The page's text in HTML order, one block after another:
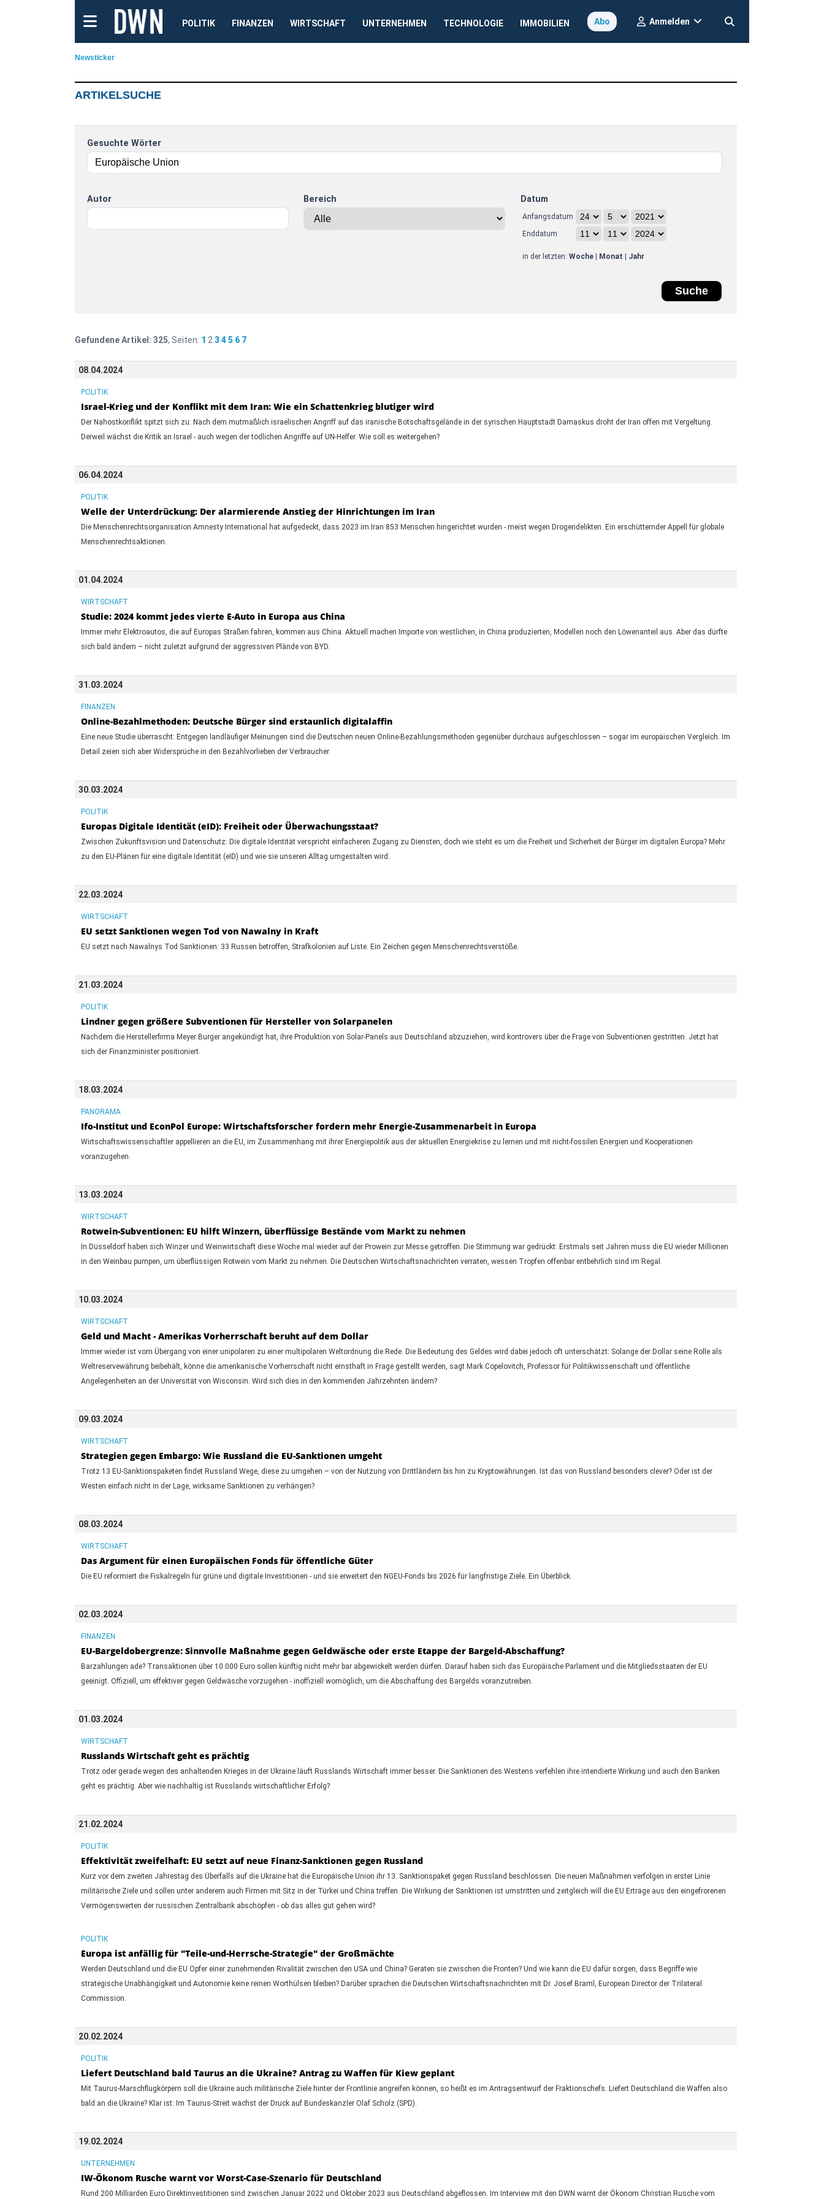
POLITIK FINANZEN WIRTSCHAFT UNTERNEHMEN TECHNOLOGIE IMMOBILIEN Abo Anmelden
Newsticker
ARTIKELSUCHE
Gesuchte Wörter
Autor Bereich Datum
Anfangsdatum
Enddatum
in der letzten: Woche| Monat Jahr
Gefundene Artikel: 325, Seiten: 1 2 345 6 7
08.04.2024
POLITIK
Israel-Krieg und der Konflikt mit dem Iran: Wie ein Schattenkrieg blutiger wird
Der Nahostkonflikt spitzt sich zu: Nach dem mutmaßlich israelischen Angriff auf das iranische Botschaftsgelände in der syrischen Hauptstadt Damaskus droht der Iran offen mit Vergeltung.
Derweil wächst die Kritik an Israel - auch wegen der tödlichen Angriffe auf UN-Helfer. Wie soll es weitergehen?
06.04.2024
POLITIK
Welle der Unterdrückung: Der alarmierende Anstieg der Hinrichtungen im Iran
Die Menschenrechtsorganisation Amnesty International hat aufgedeckt, dass 2023 im Iran 853 Menschen hingerichtet wurden - meist wegen Drogendelikten. Ein erschütternder Appell für globale
Menschenrechtsaktionen.
01.04.2024
WIRTSCHAFT
Studie: 2024 kommt jedes vierte E-Auto in Europa aus China
Immer mehr Elektroautos, die auf Europas Straßen fahren, kommen aus China. Aktuell machen Importe von westlichen, in China produzierten, Modellen noch den Löwenanteil aus. Aber das dürfte
sich bald ändern – nicht zuletzt aufgrund der aggressiven Plände von BYD.
31.03.2024
FINANZEN
Online-Bezahlmethoden: Deutsche Bürger sind erstaunlich digitalaffin
Eine neue Studie überrascht: Entgegen landläufiger Meinungen sind die Deutschen neuen Online-Bezahlungsmethoden gegenüber durchaus aufgeschlossen – sogar im europäischen Vergleich. Im
Detail zeien sich aber Widersprüche in den Bezahlvorlieben der Verbraucher.
30.03.2024
POLITIK
Europas Digitale Identität (eID): Freiheit oder Überwachungsstaat?
Zwischen Zukunftsvision und Datenschutz: Die digitale Identität verspricht einfacheren Zugang zu Diensten, doch wie steht es um die Freiheit und Sicherheit der Bürger im digitalen Europa? Mehr
zu den EU-Plänen für eine digitale Identität (eID) und wie sie unseren Alltag umgestalten wird.
22.03.2024
WIRTSCHAFT
EU setzt Sanktionen wegen Tod von Nawalny in Kraft
EU setzt nach Nawalnys Tod Sanktionen: 33 Russen betroffen, Strafkolonien auf Liste. Ein Zeichen gegen Menschenrechtsverstöße.
21.03.2024
POLITIK
Lindner gegen größere Subventionen für Hersteller von Solarpanelen
Nachdem die Herstellerfirma Meyer Burger angekündigt hat, ihre Produktion von Solar-Panels aus Deutschland abzuziehen, wird kontrovers über die Frage von Subventionen gestritten. Jetzt hat
sich der Finanzminister positioniert.
18.03.2024
PANORAMA
Ifo-Institut und EconPol Europe: Wirtschaftsforscher fordern mehr Energie-Zusammenarbeit in Europa
Wirtschaftswissenschaftler appellieren an die EU, im Zusammenhang mit ihrer Energiepolitik aus der aktuellen Energiekrise zu lernen und mit nicht-fossilen Energien und Kooperationen
voranzugehen.
13.03.2024
WIRTSCHAFT
Rotwein-Subventionen: EU hilft Winzern, überflüssige Bestände vom Markt zu nehmen
In Düsseldorf haben sich Winzer und Weinwirtschaft diese Woche mal wieder auf der Prowein zur Messe getroffen. Die Stimmung war gedrückt: Erstmals seit Jahren muss die EU wieder Millionen
in den Weinbau pumpen, um überflüssigen Rotwein vom Markt zu nehmen. Die Deutschen Wirtschaftsnachrichten verraten, wessen Tropfen offenbar entbehrlich sind im Regal.
10.03.2024
WIRTSCHAFT
Geld und Macht - Amerikas Vorherrschaft beruht auf dem Dollar
Immer wieder ist vom Übergang von einer unipolaren zu einer multipolaren Weltordnung die Rede. Die Bedeutung des Geldes wird dabei jedoch oft unterschätzt: Solange der Dollar seine Rolle als
Weltreservewährung beibehält, könne die amerikanische Vorherrschaft nicht ernsthaft in Frage gestellt werden, sagt Mark Copelovitch, Professor für Politikwissenschaft und öffentliche
Angelegenheiten an der Universität von Wisconsin. Wird sich dies in den kommenden Jahrzehnten ändern?
09.03.2024
WIRTSCHAFT
Strategien gegen Embargo: Wie Russland die EU-Sanktionen umgeht
Trotz 13 EU-Sanktionspaketen findet Russland Wege, diese zu umgehen – von der Nutzung von Drittländern bis hin zu Kryptowährungen. Ist das von Russland besonders clever? Oder ist der
Westen einfach nicht in der Lage, wirksame Sanktionen zu verhängen?
08.03.2024
WIRTSCHAFT
Das Argument für einen Europäischen Fonds für öffentliche Güter
Die EU reformiert die Fiskalregeln für grüne und digitale Investitionen - und sie erweitert den NGEU-Fonds bis 2026 für langfristige Ziele. Ein Überblick.
02.03.2024
FINANZEN
EU-Bargeldobergrenze: Sinnvolle Maßnahme gegen Geldwäsche oder erste Etappe der Bargeld-Abschaffung?
Barzahlungen ade? Transaktionen über 10.000 Euro sollen künftig nicht mehr bar abgewickelt werden dürfen. Darauf haben sich das Europäische Parlament und die Mitgliedsstaaten der EU
geeinigt. Offiziell, um effektiver gegen Geldwäsche vorzugehen - inoffiziell womöglich, um die Abschaffung des Bargelds voranzutreiben.
01.03.2024
WIRTSCHAFT
Russlands Wirtschaft geht es prächtig
Trotz oder gerade wegen des anhaltenden Krieges in der Ukraine läuft Russlands Wirtschaft immer besser. Die Sanktionen des Westens verfehlen ihre intendierte Wirkung und auch den Banken
geht es prächtig. Aber wie nachhaltig ist Russlands wirtschaftlicher Erfolg?
21.02.2024
POLITIK
Effektivität zweifelhaft: EU setzt auf neue Finanz-Sanktionen gegen Russland
Kurz vor dem zweiten Jahrestag des Überfalls auf die Ukraine hat die Europäische Union ihr 13. Sanktionspaket gegen Russland beschlossen. Die neuen Maßnahmen verfolgen in erster Linie
militärische Ziele und sollen unter anderem auch Firmen mit Sitz in der Türkei und China treffen. Die Wirkung der Sanktionen ist umstritten und zeitgleich will die EU Erträge aus den eingefrorenen
Vermögenswerten der russischen Zentralbank abschöpfen - ob das alles gut gehen wird?
POLITIK
Europa ist anfällig für "Teile-und-Herrsche-Strategie" der Großmächte
Werden Deutschland und die EU Opfer einer zunehmenden Rivalität zwischen den USA und China? Geraten sie zwischen die Fronten? Und wie kann die EU dafür sorgen, dass Begriffe wie
strategische Unabhängigkeit und Autonomie keine reinen Worthülsen bleiben? Darüber sprachen die Deutschen Wirtschaftsnachrichten mit Dr. Josef Braml, European Director der Trilateral
Commission.
20.02.2024
POLITIK
Liefert Deutschland bald Taurus an die Ukraine? Antrag zu Waffen für Kiew geplant
Mit Taurus-Marschflugkörpern soll die Ukraine auch militärische Ziele hinter der Frontlinie angreifen können, so heißt es im Antragsentwurf der Fraktionschefs. Liefert Deutschland die Waffen also
bald an die Ukraine? Klar ist: Im Taurus-Streit wächst der Druck auf Bundeskanzler Olaf Scholz (SPD).
19.02.2024
UNTERNEHMEN
IW-Ökonom Rusche warnt vor Worst-Case-Szenario für Deutschland
Rund 200 Milliarden Euro Direktinvestitionen sind zwischen Januar 2022 und Oktober 2023 aus Deutschland abgeflossen. Im Interview mit den DWN warnt der Ökonom Christian Rusche vom